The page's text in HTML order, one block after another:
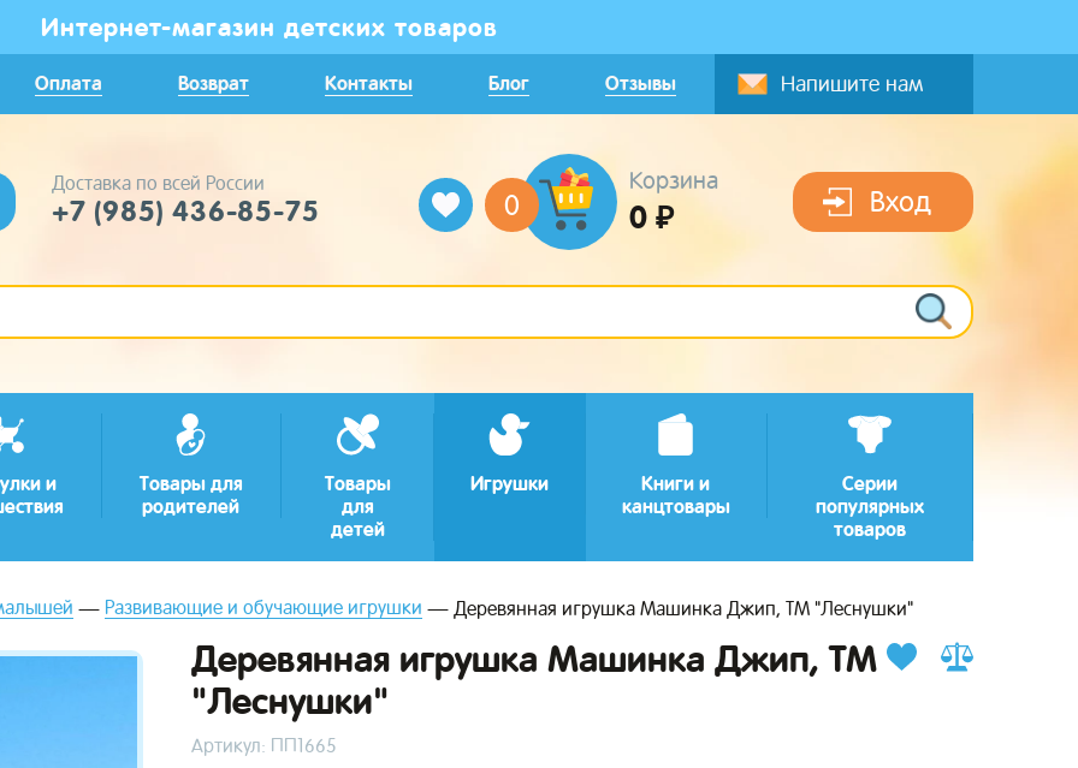
Интернет-магазин детских товаров
Оплата Возврат Контакты Блог Отзывы Напишите нам
Доставка по всей России
+7 (985) 436-85-75 0
Корзина
0 ₽ Вход
и
Товары для
родителей
Товары
для
детей
Игрушки
Книги и
канцтовары
Серии
популярных
товаров
Развивающие и обучающие игрушки Деревянная игрушка Машинка Джип, ТМ "Леснушки"
Деревянная игрушка Машинка Джип, ТМ
"Леснушки"
Артикул: ПП1665